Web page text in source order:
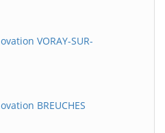
VORAY-SUR-
BREUCHES